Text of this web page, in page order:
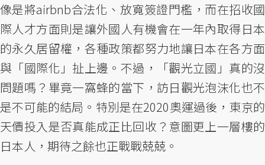
像是將airbnb合法化、放寬簽證門檻，而在招收國
際人才方面則是讓外國人有機會在一年內取得日本
的永久居留權，各種政策都努力地讓日本在各方面
與「國際化」扯上邊。不過，「觀光立國」真的沒
問題嗎？畢竟一窩蜂的當下，訪日觀光泡沫化也不
是不可能的結局。特別是在2020奧運過後，東京的
天價投入是否真能成正比回收？意圖更上一層樓的
日本人，期待之餘也正戰戰兢兢。